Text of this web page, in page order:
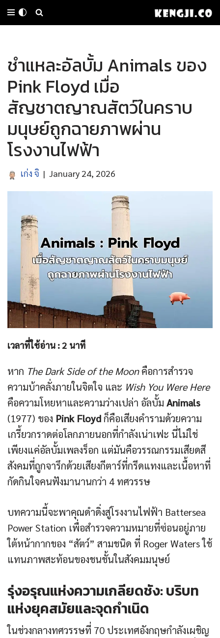
Skip
content
ชำแหละอัลบั้ม Animals ของ
Pink Floyd เมื่อ
สัญชาตญาณสัตว์ในคราบ
มนุษย์ถูกฉายภาพผ่าน
โรงงานไฟฟ้า
เก่ง จิ January 24, 2026
เวลาที่ใช้อ่าน :2 นาที
หาก The Dark Side of the Moonคือการสำรวจ
ความบ้าคลั่งภายในจิตใจ และ Wish You Were Here
คือความโหยหาและความว่างเปล่า อัลบั้ม Animals
(1977) ของ Pink Floydก็คือเสียงคำรามด้วยความ
เกรี้ยวกราดต่อโลกภายนอกที่กำลังเน่าเฟะ นี่ไม่ใช่
เพียงแค่อัลบั้มเพลงร็อก แต่มันคือวรรณกรรมเสียดสี
สังคมที่ถูกจารึกด้วยเสียงกีตาร์ที่กรีดแทงและเนื้อหาที่
กัดกินใจคนฟังมานานกว่า 4 ทศวรรษ
บทความนี้จะพาคุณดำดิ่งสู่โรงงานไฟฟ้า Battersea
Power Station เพื่อสำรวจความหมายที่ซ่อนอยู่ภาย
ใต้หน้ากากของ “สัตว์” สามชนิด ที่ Roger Waters ใช้
แทนภาพสะท้อนของชนชั้นในสังคมมนุษย์
รุ่งอรุณแห่งความเกลียดชัง: บริบท
แห่งยุคสมัยและจุดกำเนิด
ในช่วงกลางทศวรรษที่ 70 ประเทศอังกฤษกำลังเผชิญ